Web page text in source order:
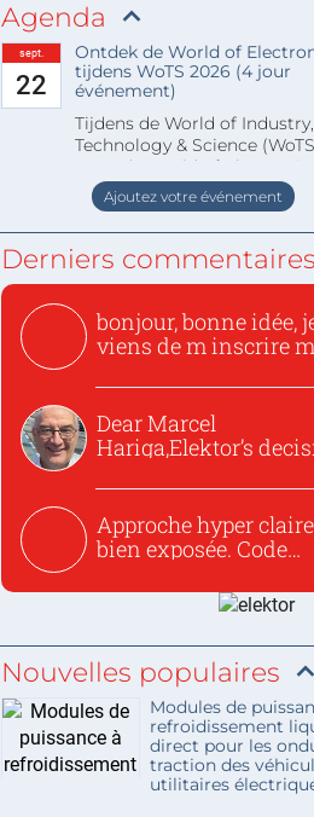
Agenda
sept.
22
Ontdek de World of
tijdens WoTS 2026 (4 jour
événement)
Tijdens de World of Industry,
Technology & Science
staat de World of
Ajoutez votre événement
Derniers commentaires
bonjour, bonne idée,
viens de m inscrire
Dear Marcel
Hariga,Elektor’s
Approche hyper
bien exposée. Code
Nouvelles populaires
Modules de
refroidissement
direct pour les
traction des
utilitaires